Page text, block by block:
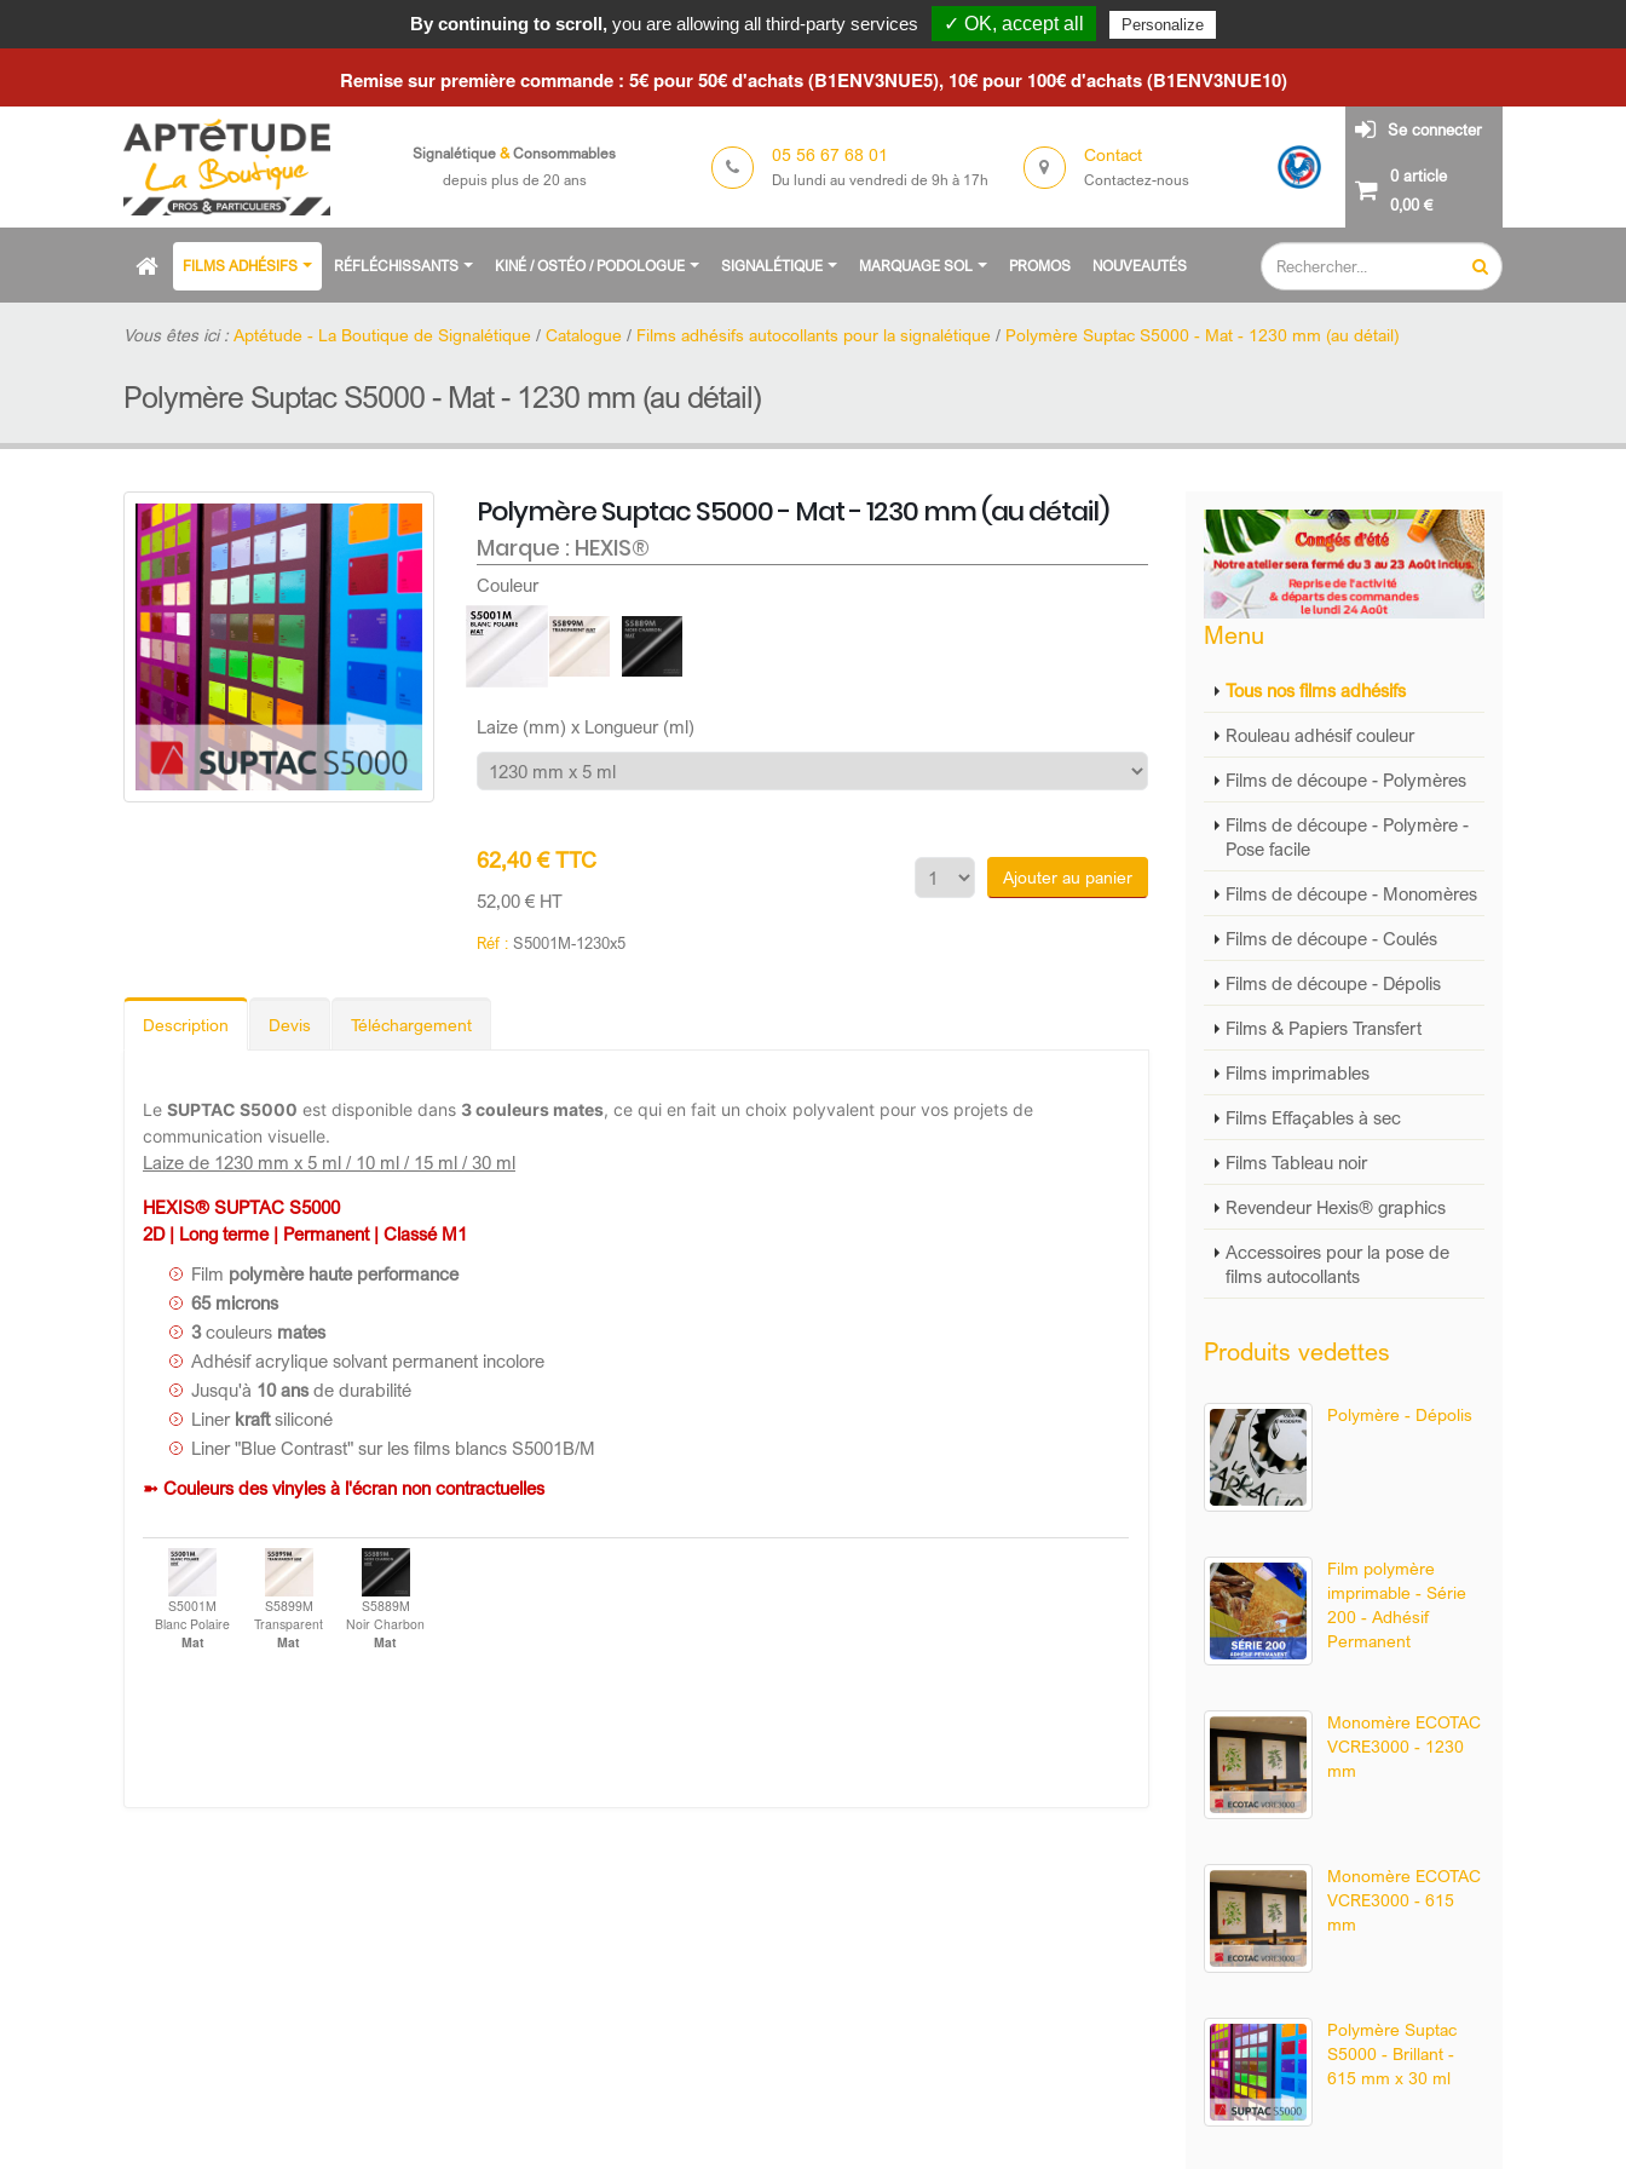
Fermeture estivale du 3 au 23 août 2026 / Les commandes seront traitées à partir du lundi 24 août.
Remise sur première commande : 5€ pour 50€ d'achats (B1ENV3NUE5), 10€ pour 100€ d'achats (B1ENV3NUE10)
Signalétique&Consommables
depuis plus de 20 ans
05 56 67 68 01
Du lundi au vendredi de 9h à 17h
Contact
Contactez-nous
Se connecter
0 article
0,00 €
FILMS ADHÉSIFS RÉFLÉCHISSANTS KINÉ / OSTÉO / PODOLOGUE SIGNALÉTIQUE MARQUAGE SOL PROMOS NOUVEAUTÉS
Vous êtes ici : Aptétude - La Boutique de Signalétique / Catalogue / Films adhésifs autocollants pour la signalétique / Polymère Suptac S5000 - Mat - 1230 mm (au détail)
Polymère Suptac S5000 - Mat - 1230 mm (au détail)
Polymère Suptac S5000 - Mat - 1230 mm (au détail)
Marque : HEXIS®
Couleur
Laize (mm) x Longueur (ml)
62,40 € TTC
52,00 € HT
Réf :S5001M-1230x5
Ajouter au panier
Description Devis Téléchargement
Le SUPTAC S5000 est disponible dans 3 couleurs mates, ce qui en fait un choix polyvalent pour vos projets de
communication visuelle.
Laize de 1230 mm x 5 ml / 10 ml / 15 ml / 30 ml
HEXIS® SUPTAC S5000
2D | Long terme | Permanent | Classé M1
Film polymère haute performance
65 microns
3couleurs mates
Adhésif acrylique solvant permanent incolore
Jusqu'à 10 ansde durabilité
Linerkraftsiliconé
Liner "Blue Contrast" sur les films blancs S5001B/M
➼ Couleurs des vinyles à l'écran non contractuelles
S5001M
Blanc Polaire
Mat
S5899M
Transparent
Mat
S5889M
Noir Charbon
Mat
Menu
Tous nos films adhésifs
Rouleau adhésif couleur
Films de découpe - Polymères
Films de découpe - Polymère -
Pose facile
Films de découpe - Monomères
Films de découpe - Coulés
Films de découpe - Dépolis
Films & Papiers Transfert
Films imprimables
Films Effaçables à sec
Films Tableau noir
Revendeur Hexis® graphics
Accessoires pour la pose de
films autocollants
Produits vedettes
Polymère - Dépolis
Film polymère
imprimable - Série
200 - Adhésif
Permanent
Monomère ECOTAC
VCRE3000 - 1230
mm
Monomère ECOTAC
VCRE3000 - 615
mm
Polymère Suptac
S5000 - Brillant -
615 mm x 30 ml
By continuing to scroll,you are allowing all third-party services ✓ OK, accept all Personalize